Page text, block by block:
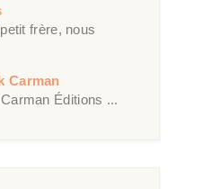
frère, nous
Carman
Éditions ...